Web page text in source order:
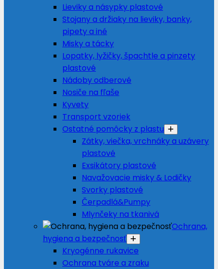
Lieviky a násypky plastové
Stojany a držiaky na lieviky, banky,
pipety a iné
Misky a tácky
Lopatky, lyžičky, špachtle a pinzety
plastové
Nádoby odberové
Nosiče na fľaše
Kyvety
Transport vzoriek
Ostatné pomôcky z plastu
Zátky, viečka, vrchnáky a uzávery
plastové
Exsikátory plastové
Navažovacie misky & Lodičky
Svorky plastové
Čerpadlá&Pumpy
Mlynčeky na tkanivá
Ochrana,
hygiena a bezpečnosť
Kryogénne rukavice
Ochrana tváre a zraku